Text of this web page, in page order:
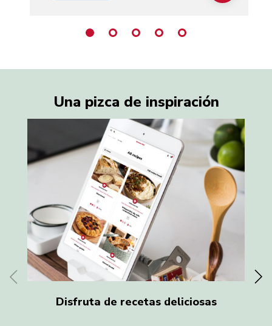
Una pizca de inspiración
Disfruta de recetas deliciosas